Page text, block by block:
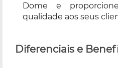
Dome e
qualidade aos seus
Diferenciais e